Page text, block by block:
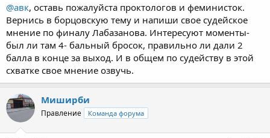
@авк, оставь пожалуйста проктологов и феминисток.
Вернись в борцовскую тему и напиши свое судейское
мнение по финалу Лабазанова. Интересуют моменты-
был ли там 4- бальный бросок, правильно ли дали 2
балла в конце за выход. И в общем по судейству в этой
схватке свое мнение озвучь.
Миширби
Правление Команда форума